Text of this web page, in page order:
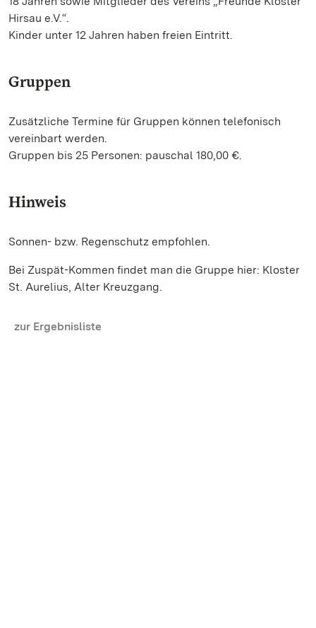
Hirsau e.V.“.
Kinder unter 12 Jahren haben freien Eintritt.
Gruppen
Zusätzliche Termine für Gruppen können telefonisch
vereinbart werden.
Gruppen bis 25 Personen: pauschal 180,00 €.
Hinweis
Sonnen- bzw. Regenschutz empfohlen.
Bei Zuspät-Kommen findet man die Gruppe hier: Kloster
St. Aurelius, Alter Kreuzgang.
zur Ergebnisliste